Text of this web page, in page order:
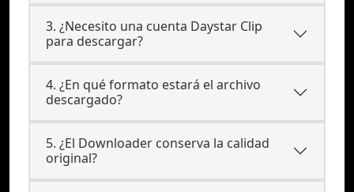
3. ¿Necesito una cuenta Daystar Clip
para descargar?
4. ¿En qué formato estará el archivo
descargado?
5. ¿El Downloader conserva la calidad
original?